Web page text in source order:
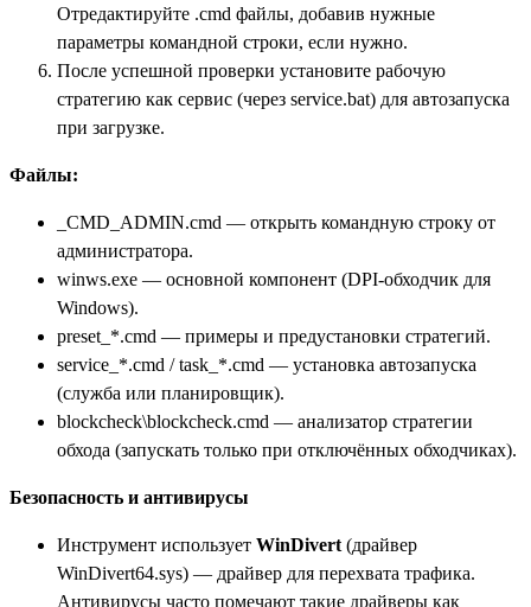
Отредактируйте .cmd файлы, добавив нужные
параметры командной строки, если нужно.
После успешной проверки установите рабочую
стратегию как сервис (через service.bat) для автозапуска
при загрузке.
Файлы:
_CMD_ADMIN.cmd — открыть командную строку от
администратора.
winws.exe — основной компонент (DPI-обходчик для
Windows).
preset_*.cmd — примеры и предустановки стратегий.
service_*.cmd / task_*.cmd — установка автозапуска
(служба или планировщик).
blockcheck\blockcheck.cmd — анализатор стратегии
обхода (запускать только при отключённых обходчиках).
Безопасность и антивирусы
Инструмент использует WinDivert (драйвер
WinDivert64.sys) — драйвер для перехвата трафика.
Антивирусы часто помечают такие драйверы как